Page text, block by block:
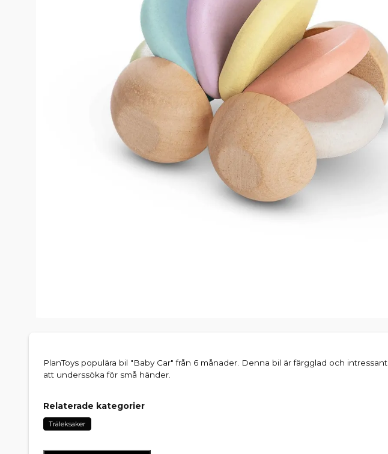
PlanToys populära bil "Baby Car" från 6 månader. Denna bil är färgglad och intressant
att underssöka för små händer.
Relaterade kategorier
Träleksaker